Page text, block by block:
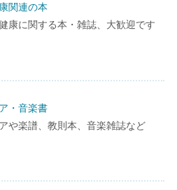
関連の本
康に関する本・雑誌、大歓迎です
・音楽書
や楽譜、教則本、音楽雑誌など